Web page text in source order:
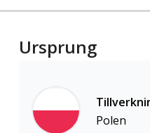
Ursprung
Polen